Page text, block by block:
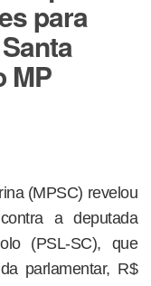
para
MP
(MPSC) revelou
a deputada
(PSL-SC), que
parlamentar, R$